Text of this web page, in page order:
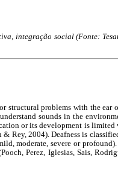
integração social (Fonte:
structural problems with the ear
sounds in the
or its development is limited
Rey, 2004). Deafness is
moderate, severe or profound).
Perez, Iglesias, Sais,